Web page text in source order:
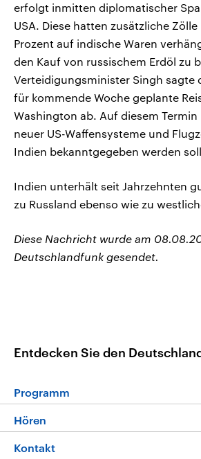
erfolgt inmitten diplomatischer
USA. Diese hatten zusätzliche
Prozent auf indische Waren
den Kauf von russischem Erdöl zu
Verteidigungsminister Singh sagte
für kommende Woche geplante
Washington ab. Auf diesem
neuer US-Waffensysteme und
Indien bekanntgegeben werden
Indien unterhält seit Jahrzehnten
zu Russland ebenso wie zu
Diese Nachricht wurde am
Deutschlandfunk gesendet.
Entdecken Sie den
Programm
Programm
Hören
Livestream
Kontakt